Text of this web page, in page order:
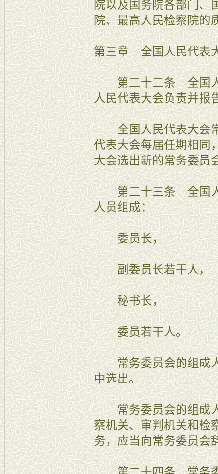
院以及国务院各部门、
院、最高人民检察院的
第三章 全国人民代表
第二十二条 全国人
人民代表大会负责并报
全国人民代表大会常
代表大会每届任期相同
大会选出新的常务委员
第二十三条 全国人
人员组成：
委员长，
副委员长若干人，
秘书长，
委员若干人。
常务委员会的组成人
中选出。
常务委员会的组成人
察机关、审判机关和检
务，应当向常务委员会